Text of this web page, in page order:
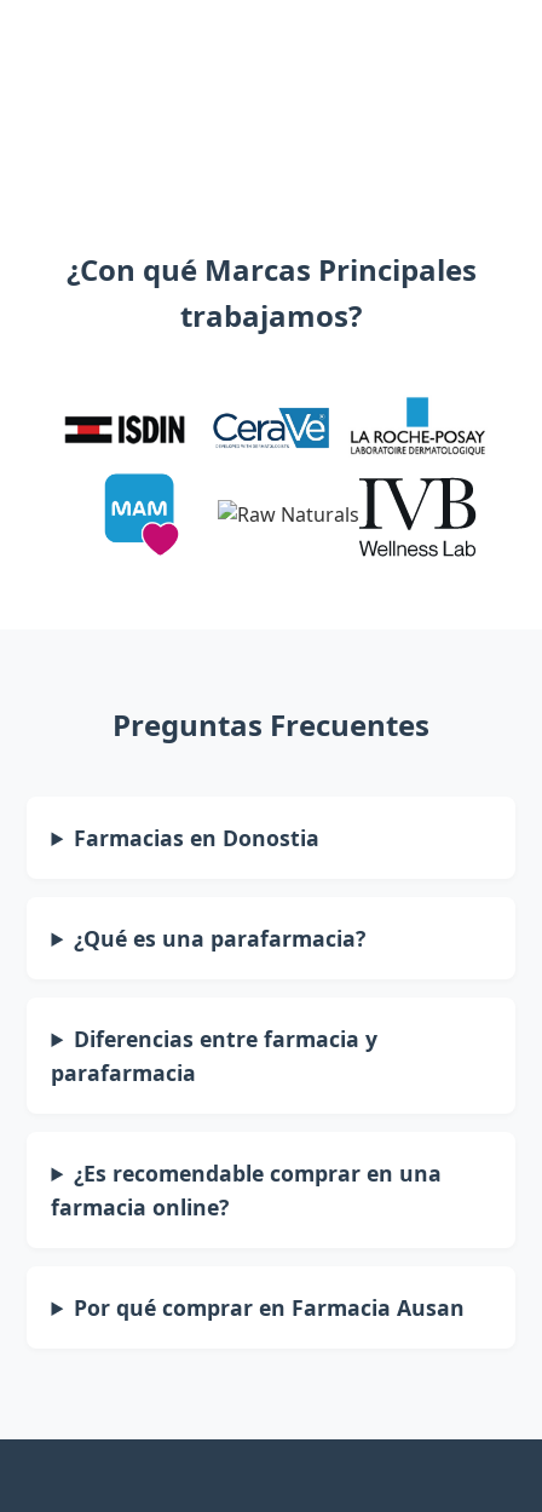
¿Con qué Marcas Principales
trabajamos?
Preguntas Frecuentes
Farmacias en Donostia
¿Qué es una parafarmacia?
Diferencias entre farmacia y
parafarmacia
¿Es recomendable comprar en una
farmacia online?
Por qué comprar en Farmacia Ausan